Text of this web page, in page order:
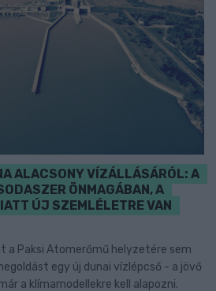
ALACSONY VÍZÁLLÁSÁRÓL: A
ÖNMAGÁBAN, A
ÚJ SZEMLÉLETRE VAN
a Paksi Atomerőmű helyzetére sem
egy új dunai vízlépcső - a jövő
a klímamodellekre kell alapozni.